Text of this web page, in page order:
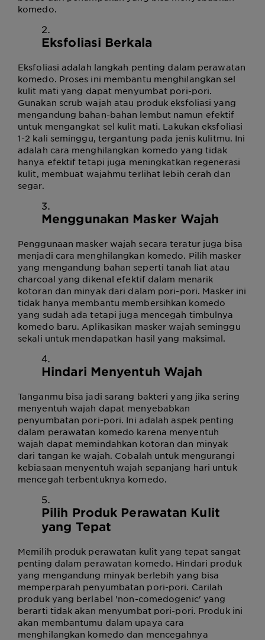
komedo.
Eksfoliasi Berkala
Eksfoliasi adalah langkah penting dalam perawatan
komedo. Proses ini membantu menghilangkan sel
kulit mati yang dapat menyumbat pori-pori.
Gunakan scrub wajah atau produk eksfoliasi yang
mengandung bahan-bahan lembut namun efektif
untuk mengangkat sel kulit mati. Lakukan eksfoliasi
1-2 kali seminggu, tergantung pada jenis kulitmu. Ini
adalah cara menghilangkan komedo yang tidak
hanya efektif tetapi juga meningkatkan regenerasi
kulit, membuat wajahmu terlihat lebih cerah dan
segar.
Menggunakan Masker Wajah
Penggunaan masker wajah secara teratur juga bisa
menjadi cara menghilangkan komedo. Pilih masker
yang mengandung bahan seperti tanah liat atau
charcoal yang dikenal efektif dalam menarik
kotoran dan minyak dari dalam pori-pori. Masker ini
tidak hanya membantu membersihkan komedo
yang sudah ada tetapi juga mencegah timbulnya
komedo baru. Aplikasikan masker wajah seminggu
sekali untuk mendapatkan hasil yang maksimal.
Hindari Menyentuh Wajah
Tanganmu bisa jadi sarang bakteri yang jika sering
menyentuh wajah dapat menyebabkan
penyumbatan pori-pori. Ini adalah aspek penting
dalam perawatan komedo karena menyentuh
wajah dapat memindahkan kotoran dan minyak
dari tangan ke wajah. Cobalah untuk mengurangi
kebiasaan menyentuh wajah sepanjang hari untuk
mencegah terbentuknya komedo.
Pilih Produk Perawatan Kulit
yang Tepat
Memilih produk perawatan kulit yang tepat sangat
penting dalam perawatan komedo. Hindari produk
yang mengandung minyak berlebih yang bisa
memperparah penyumbatan pori-pori. Carilah
produk yang berlabel 'non-comedogenic' yang
berarti tidak akan menyumbat pori-pori. Produk ini
akan membantumu dalam upaya cara
menghilangkan komedo dan mencegahnya